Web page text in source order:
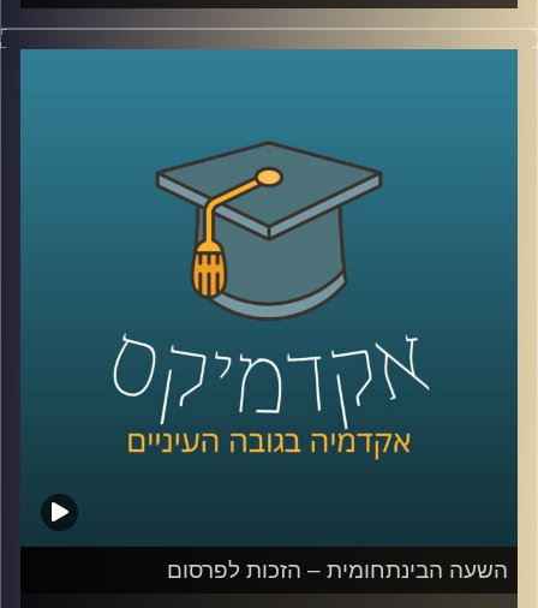
בפרק ההמשך הדן על ביהמ"ש העליון יחד עם פרופ' יורם שחר
שחוקר שיטות משפט ואת ההיסטוריה של מביה"ס הארי רדזינר
הישראלי, מהו עיקרון התקדים העצמי? ונעלה את סוגיית
הכיסאות השמורים בביהמ"ש העליון, כאשר השאלות שפרופ'
שחר מציג הן האם יש להבטיח שיקוף או ייצוג?
AudioVersity
השעה הבינתחומית – הזכות לפרסום